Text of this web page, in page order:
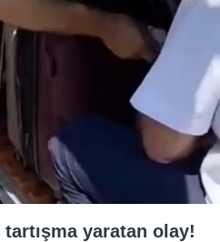
yaratan olay!